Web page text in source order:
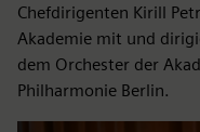
Chefdirigenten Kirill
Akademie mit und
dem Orchester der
Philharmonie Berlin.